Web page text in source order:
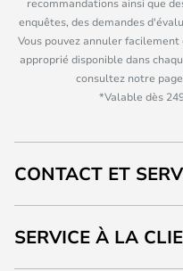
enquêtes, des demandes
Vous pouvez annuler
approprié disponible dans
consultez notre page
*Valable dès
CONTACT ET
SERVICE À LA